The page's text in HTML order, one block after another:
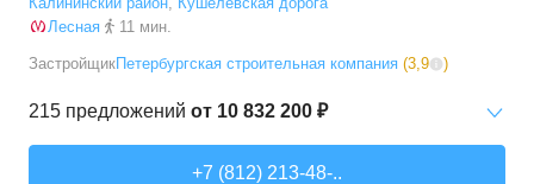
Лесная
11 мин.
ЗастройщикПетербургская строительная компания (3,9 )
215 предложений от 10 832 200 ₽
+7 (812) 213-48-..